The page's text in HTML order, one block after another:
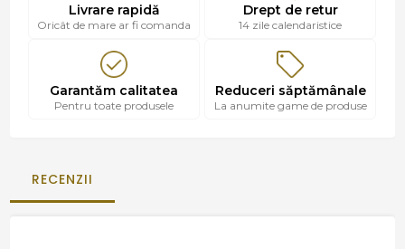
Livrare rapidă
Oricât de mare ar fi comanda
Drept de retur
14 zile calendaristice
Garantăm calitatea
Pentru toate produsele
Reduceri săptămânale
La anumite game de produse
RECENZII